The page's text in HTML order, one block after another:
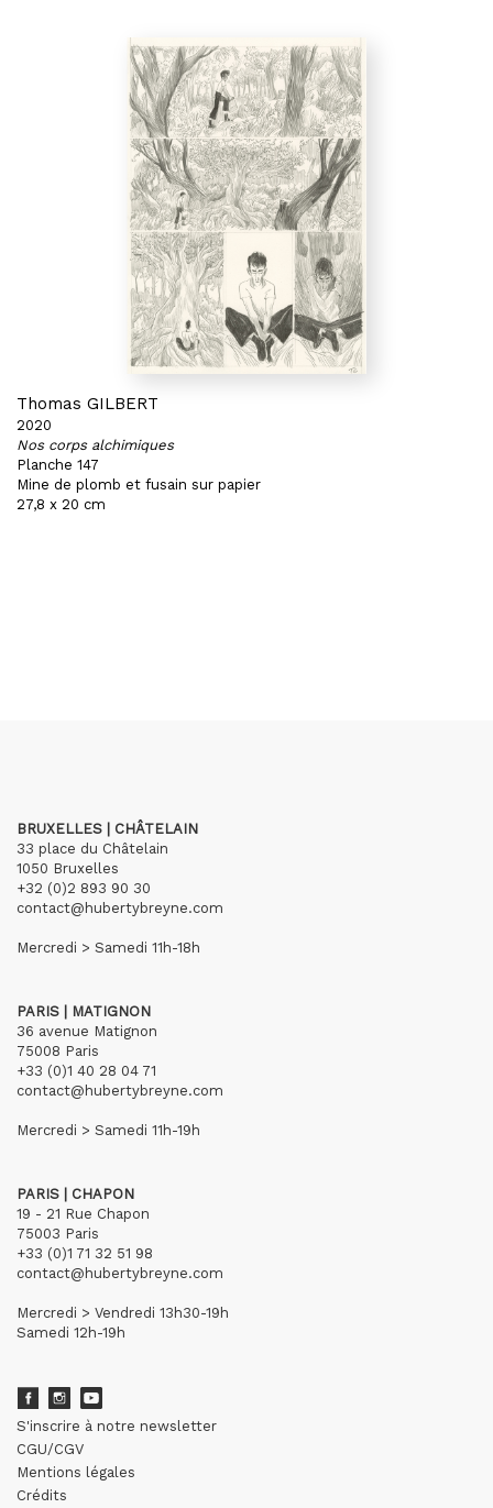
Thomas GILBERT
2020
Nos corps alchimiques
Planche 147
Mine de plomb et fusain sur papier
27,8 x 20 cm
BRUXELLES | CHÂTELAIN
33 place du Châtelain
1050 Bruxelles
+32 (0)2 893 90 30
contact@hubertybreyne.com
Mercredi > Samedi 11h-18h
PARIS | MATIGNON
36 avenue Matignon
75008 Paris
+33 (0)1 40 28 04 71
contact@hubertybreyne.com
Mercredi > Samedi 11h-19h
PARIS | CHAPON
19 - 21 Rue Chapon
75003 Paris
+33 (0)1 71 32 51 98
contact@hubertybreyne.com
Mercredi > Vendredi 13h30-19h
Samedi 12h-19h
S'inscrire à notre newsletter
CGU/CGV
Mentions légales
Crédits